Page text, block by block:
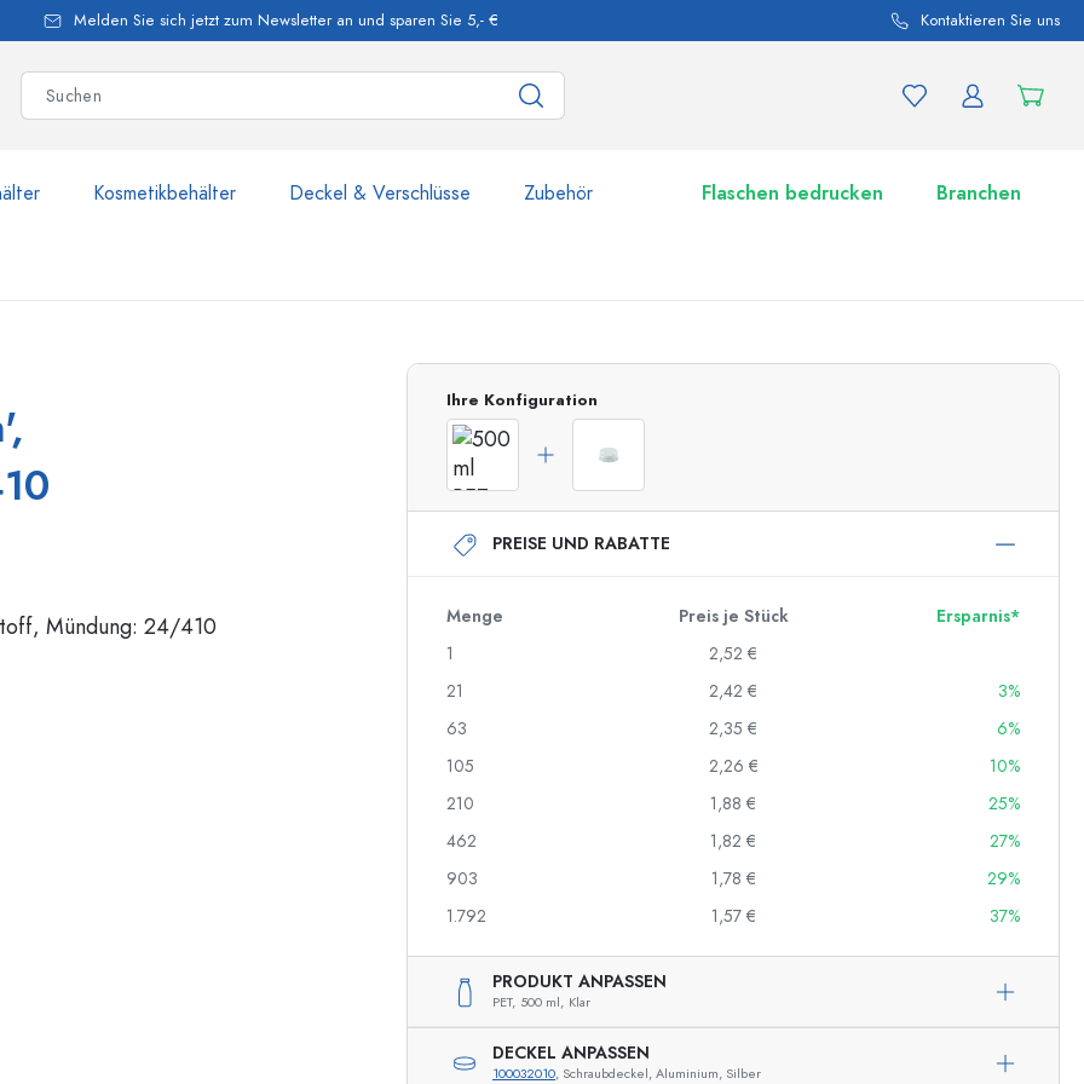
Melden Sie sich jetzt zum Newsletter an und sparen Sie 5,- € Kontaktieren Sie uns
Kosmetikbehälter Deckel & Verschlüsse Zubehör Flaschen bedrucken Branchen
700 ml Flaschen
750 ml Flaschen
1000 ml Flaschen
Airless Dispenser
Ginflaschen
Weihnachtsflaschen
Dekorative Flaschen
Zu den Gläsern
Ihre Konfiguration
PREISE UND RABATTE
Menge Preis je Stück
Ersparnis*
1
2,52 €
21
2,42 €
3%
63
2,35 €
6%
105
2,26 €
10%
210
1,88 €
25%
462
1,82 €
27%
903
1,78 €
29%
1.792
1,57 € 37%
PRODUKT ANPASSEN
PET, 500 ml, Klar
DECKEL ANPASSEN
100032010, Schraubdeckel, Aluminium, Silber